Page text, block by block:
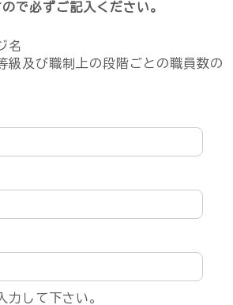
で必ずご記入ください。
名
級及び職制上の段階ごとの職員数の
力して下さい。